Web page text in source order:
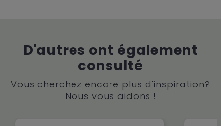
D'autres ont également
consulté
Vous cherchez encore plus d'inspiration?
Nous vous aidons !